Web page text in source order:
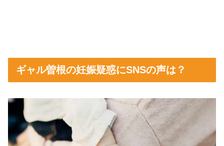
ギャル曽根の妊娠疑惑にSNSの声は？